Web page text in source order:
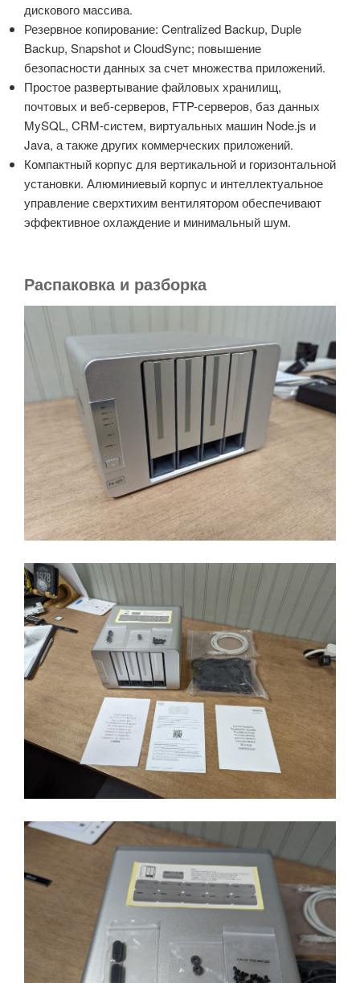
дискового массива.
Резервное копирование: Centralized Backup, Duple
Backup, Snapshot и CloudSync; повышение
безопасности данных за счет множества приложений.
Простое развертывание файловых хранилищ,
почтовых и веб-серверов, FTP-серверов, баз данных
MySQL, CRM-систем, виртуальных машин Node.js и
Java, а также других коммерческих приложений.
Компактный корпус для вертикальной и горизонтальной
установки. Алюминиевый корпус и интеллектуальное
управление сверхтихим вентилятором обеспечивают
эффективное охлаждение и минимальный шум.
Распаковка и разборка